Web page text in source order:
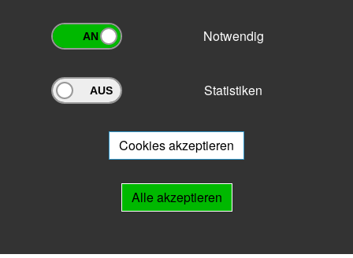
Archivportal Thüringen
Ihnen beratend zur Seite.
Notwendig
Statistiken
Cookies akzeptieren
Alle akzeptieren